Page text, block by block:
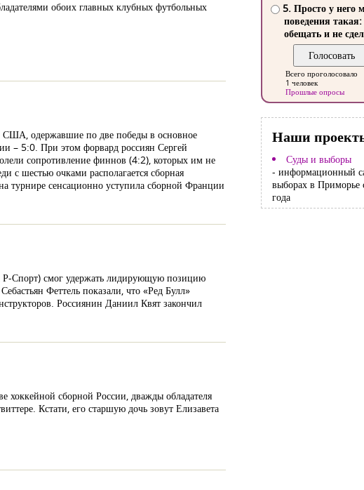
обоих главных клубных футбольных
США, одержавшие по две победы в основное
– 5:0. При этом форвард россиян Сергей
сопротивление финнов (4:2), которых им не
с шестью очками располагается сборная
турнире сенсационно уступила сборной Франции
Р-Спорт) смог удержать лидирующую позицию
Феттель показали, что «Ред Булл»
Россиянин Даниил Квят закончил
сборной России, дважды обладателя
Кстати, его старшую дочь зовут Елизавета
5. Просто у него
поведения такая:
обещать и не
Всего проголосовало
1 человек
Прошлые опросы
Наши
Суды и выборы
- информационный
выборах в Приморье
года